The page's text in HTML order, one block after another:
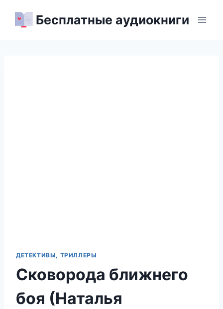
Бесплатные аудиокниги
ДЕТЕКТИВЫ, ТРИЛЛЕРЫ
Сковорода ближнего
боя (Наталья